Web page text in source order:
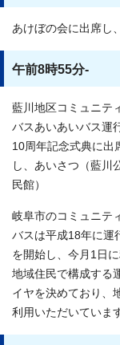
あけぼの会に出席し
午前8時55分-
藍川地区コミュニテ
バスあいあいバス運
10周年記念式典に出
し、あいさつ（藍川
民館）
岐阜市のコミュニテ
バスは平成18年に運
を開始し、今月1日
地域住民で構成する
イヤを決めており、
利用いただいていま